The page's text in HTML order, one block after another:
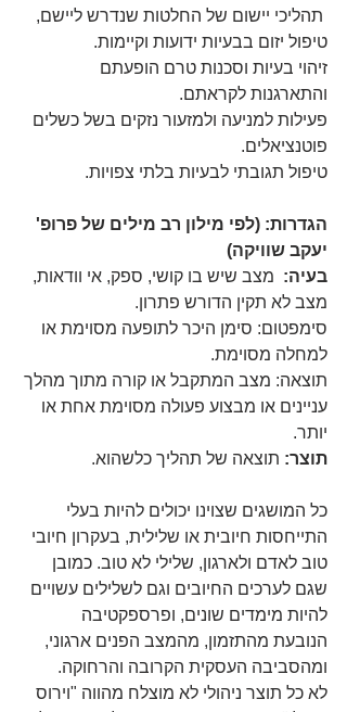
טיפול יזום בבעיות ידועות וקיימות.
זיהוי בעיות וסכנות טרם הופעתם
והתארגנות לקראתם.
פעילות למניעה ולמזעור נזקים בשל כשלים
פוטנציאלים.
טיפול תגובתי לבעיות בלתי צפויות.
הגדרות: (לפי מילון רב מילים של פרופ'
יעקב שוויקה)
בעיה: מצב שיש בו קושי, ספק, אי וודאות,
מצב לא תקין הדורש פתרון.
סימפטום: סימן היכר לתופעה מסוימת או
למחלה מסוימת.
תוצאה: מצב המתקבל או קורה מתוך מהלך
עניינים או מבצוע פעולה מסוימת אחת או
יותר.
תוצר: תוצאה של תהליך כלשהוא.
כל המושגים שצוינו יכולים להיות בעלי
התייחסות חיובית או שלילית, בעקרון חיובי
טוב לאדם ולארגון, שלילי לא טוב. כמובן
שגם לערכים החיובים וגם לשלילים עשויים
להיות מימדים שונים, ופרספקטיבה
הנובעת מהתזמון, מהמצב הפנים ארגוני,
ומהסביבה העסקית הקרובה והרחוקה.
לא כל תוצר ניהולי לא מוצלח מהווה "וירוס